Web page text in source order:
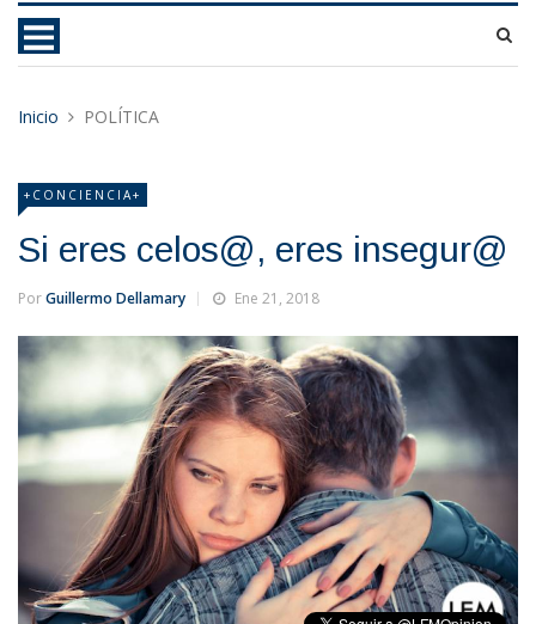
Inicio POLÍTICA
+CONCIENCIA+
Si eres celos@, eres insegur@
PorGuillermo Dellamary Ene 21, 2018